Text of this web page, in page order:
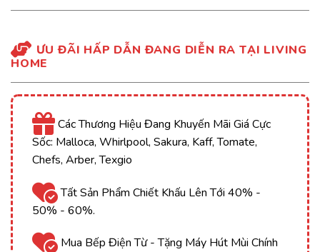
ƯU ĐÃI HẤP DẪN ĐANG DIỄN RA TẠI LIVING
HOME
Các Thương Hiệu Đang Khuyến Mãi Giá Cực
Sốc: Malloca, Whirlpool, Sakura, Kaff, Tomate,
Chefs, Arber, Texgio
Tất Sản Phẩm Chiết Khấu Lên Tới 40% -
50% - 60%.
Mua Bếp Điện Từ - Tặng Máy Hút Mùi Chính